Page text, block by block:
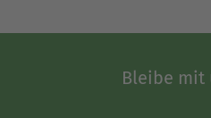
Bleibe mit